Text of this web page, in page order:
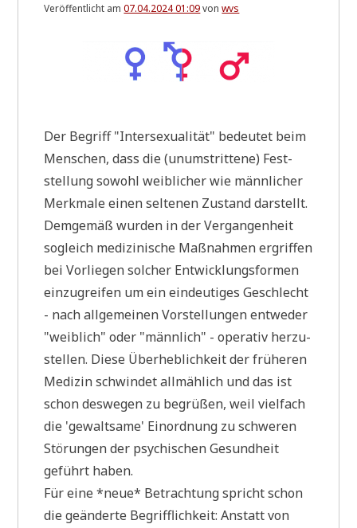
Veröffentlicht am07.04.2024 01:09vonwvs
Der Begriff "Inter­se­xua­li­tät" bedeu­tet beim
Men­schen, dass die (unum­strit­te­ne) Fest­
stel­lung sowohl weib­li­cher wie männ­li­cher
Merk­ma­le einen sel­te­nen Zustand dar­stellt.
Dem­ge­mäß wur­den in der Ver­gan­gen­heit
sogleich medi­zi­ni­sche Maß­nah­men ergrif­fen
bei Vor­lie­gen sol­cher Ent­wick­lungs­for­men
ein­zu­grei­fen um ein ein­deu­ti­ges Geschlecht
- nach all­ge­mei­nen Vor­stel­lun­gen ent­we­der
"weib­lich" oder "männ­lich" - ope­ra­tiv her­zu­
stel­len. Die­se Über­heb­lich­keit der frü­he­ren
Medi­zin schwin­det all­mäh­lich und das ist
schon des­we­gen zu begrü­ßen, weil viel­fach
die 'gewalt­sa­me' Ein­ord­nung zu schwe­ren
Stö­run­gen der psy­chi­schen Gesund­heit
geführt haben.
Für eine *neue* Betrach­tung spricht schon
die geän­der­te Begriff­lich­keit: Anstatt von